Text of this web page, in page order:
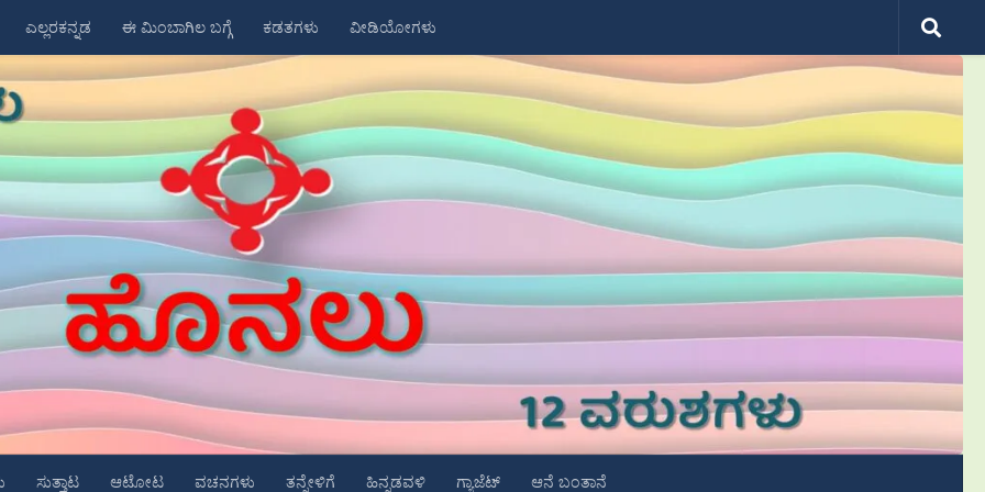
ಎಲ್ಲರಕನ್ನಡ ಈ ಮಿಂಬಾಗಿಲ ಬಗ್ಗೆ ಕಡತಗಳು ವೀಡಿಯೋಗಳು
ಸುತ್ತಾಟ ಆಟೋಟ ವಚನಗಳು ತನ್ನೇಳಿಗೆ ಹಿನ್ನಡವಳಿ ಗ್ಯಾಜೆಟ್ ಆನೆ ಬಂತಾನೆ